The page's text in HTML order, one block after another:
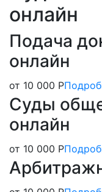
онлайн
Подача
онлайн
от 10 000 Р
Суды
онлайн
от 10 000 Р